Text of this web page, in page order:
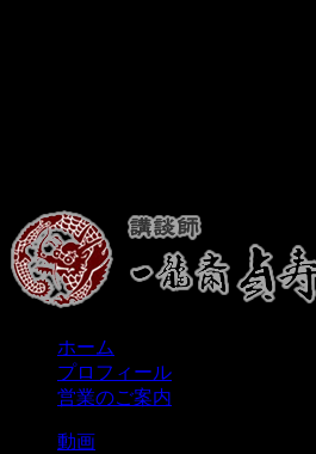
ホーム
プロフィール
営業のご案内
動画